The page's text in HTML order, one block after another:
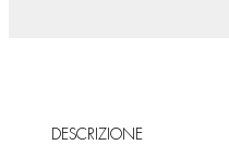
DESCRIZIONE